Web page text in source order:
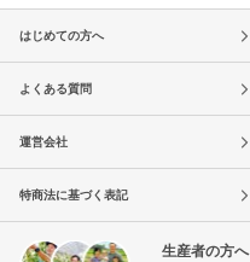
はじめての方へ
よくある質問
運営会社
特商法に基づく表記
生産者の方へ